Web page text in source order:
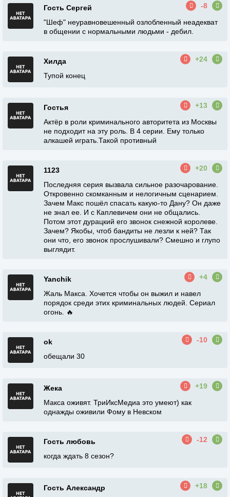
Гость Сергей
-8
"Шеф" неуравновешенный озлобленный неадекват
в общении с нормальными людьми - дебил.
Хилда
+24
Тупой конец
Гостья
+13
Актёр в роли криминального авторитета из Москвы
не подходит на эту роль. В 4 серии. Ему только
алкашей играть.Такой противный
1123
+20
Последняя серия вызвала сильное разочарование.
Откровенно скомканным и нелогичным сценарием.
Зачем Макс пошëл спасать какую-то Дану? Он даже
не знал ее. И с Каплевичем они не общались.
Потом этот дурацкий его звонок снежной королеве.
Зачем? Якобы, чтоб бандиты не лезли к ней? Так
они что, его звонок прослушивали? Смешно и глупо
выглядит.
Yanchik
+4
Жаль Макса. Хочется чтобы он выжил и навел
порядок среди этих криминальных людей. Сериал
огонь. 🔥
ok
-10
обещали 30
Жека
+19
Макса оживят. ТриИксМедиа это умеют) как
однажды оживили Фому в Невском
Гость любовь
-12
когда ждать 8 сезон?
Гость Александр
+18